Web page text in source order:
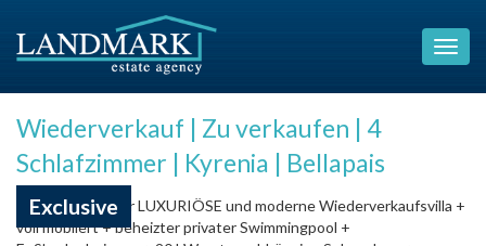
Wiederverkauf | Zu verkaufen | 4
Schlafzimmer | Kyrenia | Bellapais
Exclusive